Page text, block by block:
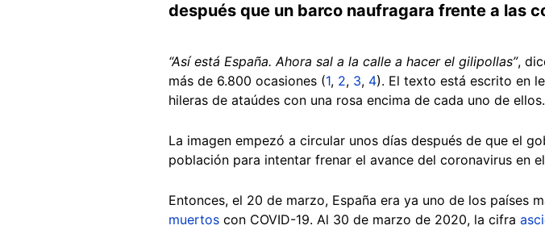
después que un barco naufragara frente a las
“Así está España. Ahora sal a la calle a hacer el gilipollas”,
más de 6.800 ocasiones (1, 2, 3, 4). El texto está escrito en
hileras de ataúdes con una rosa encima de cada uno de ellos.
La imagen empezó a circular unos días después de que el
población para intentar frenar el avance del coronavirus en
Entonces, el 20 de marzo, España era ya uno de los países
muertos con COVID-19. Al 30 de marzo de 2020, la cifra